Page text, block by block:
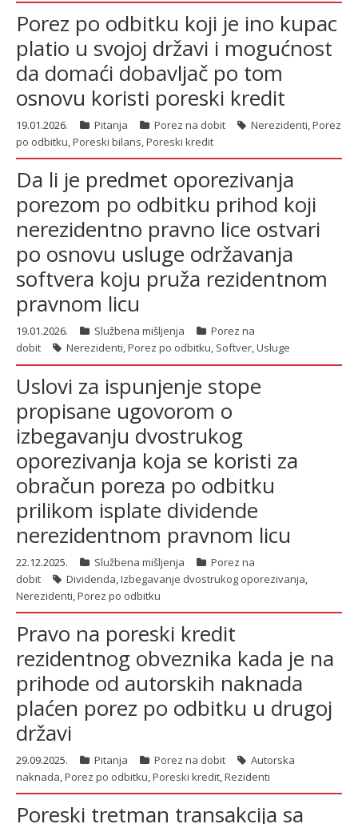
Porez po odbitku koji je ino kupac
platio u svojoj državi i mogućnost
da domaći dobavljač po tom
osnovu koristi poreski kredit
19.01.2026. Pitanja Porez na dobit Nerezidenti,Porez
po odbitku,Poreski bilans,Poreski kredit
Da li je predmet oporezivanja
porezom po odbitku prihod koji
nerezidentno pravno lice ostvari
po osnovu usluge održavanja
softvera koju pruža rezidentnom
pravnom licu
19.01.2026. Službena mišljenja
Porez na
dobit
Nerezidenti,Porez po odbitku, Softver,Usluge
Uslovi za ispunjenje stope
propisane ugovorom o
izbegavanju dvostrukog
oporezivanja koja se koristi za
obračun poreza po odbitku
prilikom isplate dividende
nerezidentnom pravnom licu
22.12.2025. Službena mišljenja
Porez na
dobit
Dividenda,Izbegavanje dvostrukog oporezivanja,
Nerezidenti,Porez po odbitku
Pravo na poreski kredit
rezidentnog obveznika kada je na
prihode od autorskih naknada
plaćen porez po odbitku u drugoj
državi
29.09.2025. Pitanja Porez na dobit
Autorska
naknada,Porez po odbitku,Poreski kredit,Rezidenti
Poreski tretman transakcija sa